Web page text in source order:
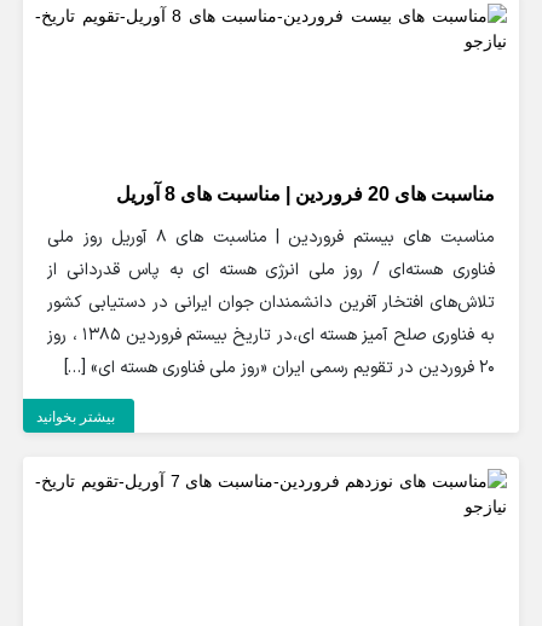
مناسبت های 20 فروردین | مناسبت های 8 آوریل
مناسبت های بیستم فروردین | مناسبت های 8 آوریل روز ملی
فناوری هسته‌ای / روز ملی انرژی هسته ای به پاس قدردانى از
تلاش‌هاى افتخار آفرين دانشمندان جوان ايرانى در دستيابى كشور
به فناورى صلح آميز هسته اى،در تاریخ بیستم فروردین 1385 ، روز
20 فروردين در تقويم رسمى ايران «روز ملى فناورى هسته اى» […]
بیشتر بخوانید